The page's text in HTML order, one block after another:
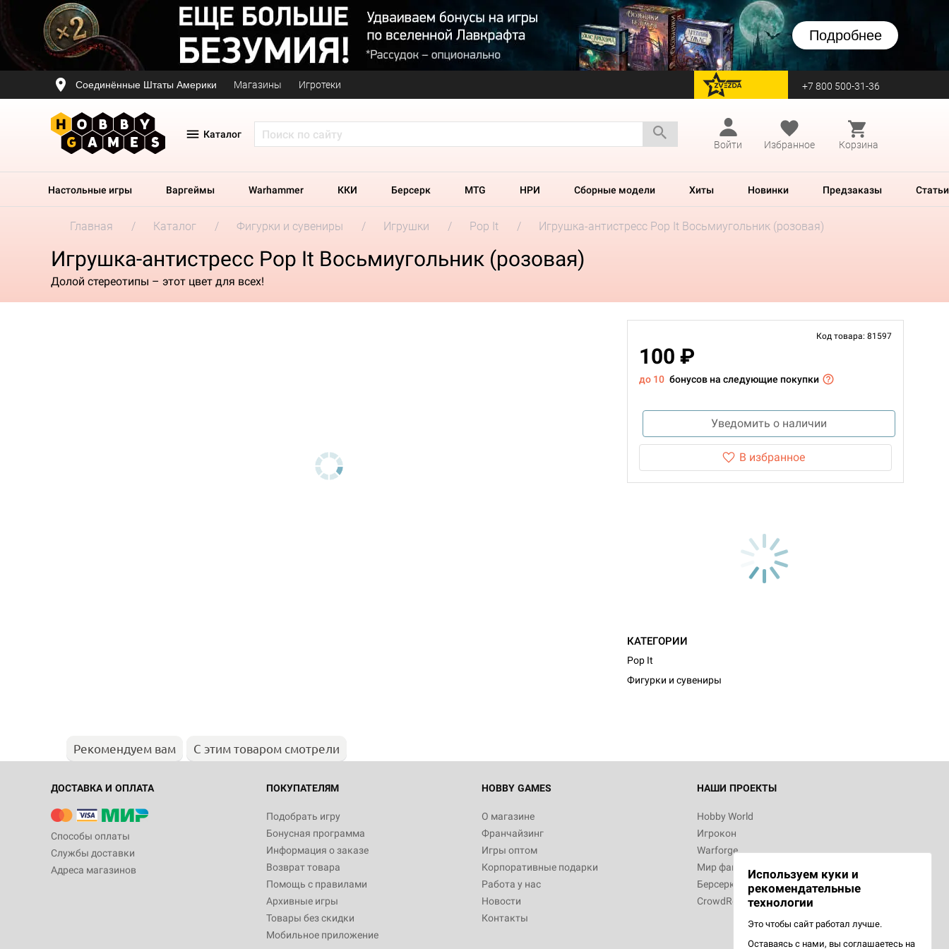
Подробнее
Соединённые Штаты Америки Магазины Игротеки перейти на Zvezda +7 800 500-31-36
Каталог
Войти
Избранное Корзина
Настольные игры Варгеймы Warhammer ККИ Берсерк MTG НРИ Сборные модели Хиты Новинки Предзаказы Статьи
Главная Каталог Фигурки и сувениры Игрушки Pop It Игрушка-антистресс Pop It Восьмиугольник (розовая)
Игрушка-антистресс Pop It Восьмиугольник (розовая)
Долой стереотипы – этот цвет для всех!
Код товара: 81597
100 ₽
до 10 бонусов на следующие покупки
Уведомить о наличии
В избранное
КАТЕГОРИИ
Pop It
Фигурки и сувениры
Рекомендуем вам С этим товаром смотрели
ДОСТАВКА И ОПЛАТА
Способы оплаты
Службы доставки
Адреса магазинов
ПОКУПАТЕЛЯМ
Подобрать игру
Бонусная программа
Информация о заказе
Возврат товара
Помощь с правилами
Архивные игры
Товары без скидки
Мобильное приложение
HOBBY GAMES
О магазине
Франчайзинг
Игры оптом
Корпоративные подарки
Работа у нас
Новости
Контакты
НАШИ ПРОЕКТЫ
Hobby World
Игрокон
Warforge
Мир фантастики
Берсерк
CrowdRepublic
Используем куки и
рекомендательные
технологии
Это чтобы сайт работал лучше.
Оставаясь с нами, вы соглашаетесь на